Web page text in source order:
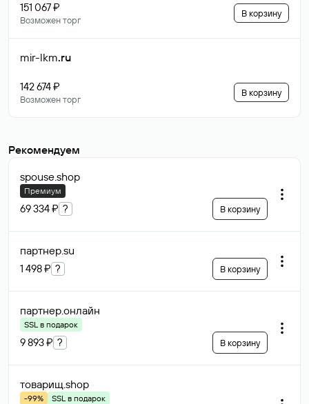
151 067 ₽
Возможен торг
В корзину
mir-lkm.ru
142 674 ₽
Возможен торг
В корзину
Рекомендуем
spouse.shop
Премиум
69 334 ₽ ? В корзину
партнер.su
1 498 ₽ ? В корзину
партнер.онлайн
SSL в подарок
9 893 ₽ ? В корзину
товарищ.shop
-99%
SSL в подарок